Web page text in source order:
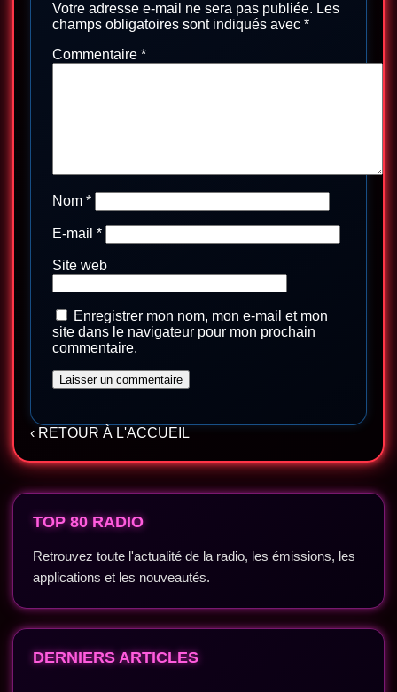
Votre adresse e-mail ne sera pas publiée. Les
champs obligatoires sont indiqués avec *
Commentaire *
Nom *
E-mail *
Site web
Enregistrer mon nom, mon e-mail et mon
site dans le navigateur pour mon prochain
commentaire.
‹ RETOUR À L'ACCUEIL
TOP 80 RADIO
Retrouvez toute l'actualité de la radio, les émissions, les
applications et les nouveautés.
DERNIERS ARTICLES